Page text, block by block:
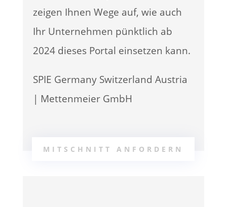
zeigen Ihnen Wege auf, wie auch
Ihr Unternehmen pünktlich ab
2024 dieses Portal einsetzen kann.
SPIE Germany Switzerland Austria
| Mettenmeier GmbH
MITSCHNITT ANFORDERN